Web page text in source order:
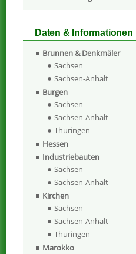
Daten & Informationen
Brunnen & Denkmäler
Sachsen
Sachsen-Anhalt
Burgen
Sachsen
Sachsen-Anhalt
Thüringen
Hessen
Industriebauten
Sachsen
Sachsen-Anhalt
Kirchen
Sachsen
Sachsen-Anhalt
Thüringen
Marokko